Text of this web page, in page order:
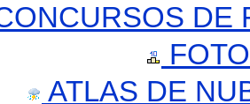
DE
ATLAS DE